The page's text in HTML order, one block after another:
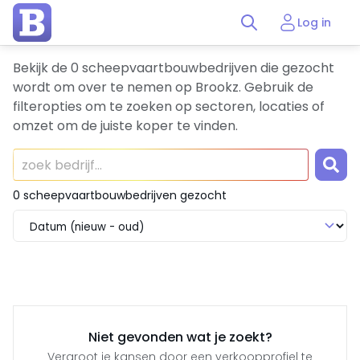
Log in
Bekijk de 0 scheepvaartbouwbedrijven die gezocht
wordt om over te nemen op Brookz. Gebruik de
filteropties om te zoeken op sectoren, locaties of
omzet om de juiste koper te vinden.
0 scheepvaartbouwbedrijven gezocht
Niet gevonden wat je zoekt?
Vergroot je kansen door een verkoopprofiel te